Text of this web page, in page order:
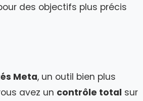
des objectifs plus précis
Meta, un outil bien plus
avez un contrôle total sur